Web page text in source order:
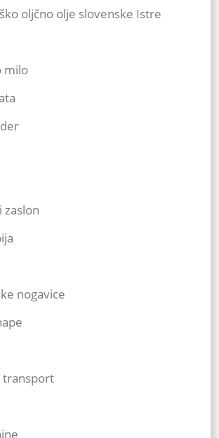
oljčno olje slovenske Istre
milo
nogavice
transport